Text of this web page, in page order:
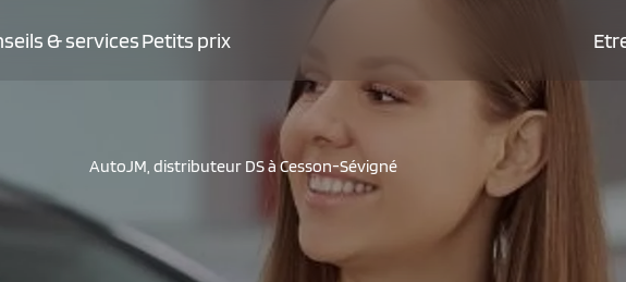
& servicesPetits prix
AutoJM, distributeur DS à Cesson-Sévigné